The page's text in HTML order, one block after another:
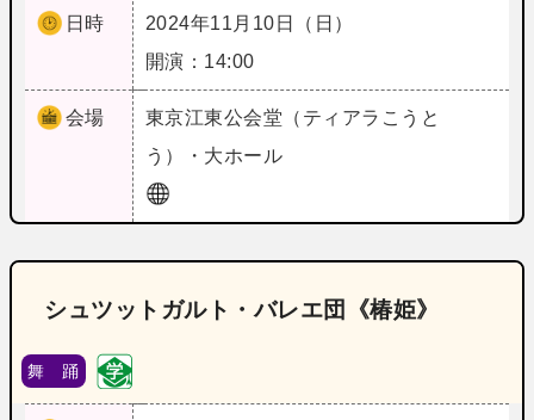
日時
2024年11月10日（日）
開演：14:00
会場 東京江東公会堂（ティアラこうと
う）・大ホール
シュツットガルト・バレエ団《椿姫》
舞 踊